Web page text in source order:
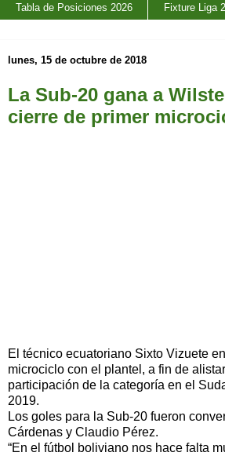
Tabla de Posiciones 2026 Fixture Liga
lunes, 15 de octubre de 2018
La Sub-20 gana a
cierre de primer
El técnico ecuatoriano Sixto Vizuete
microciclo con el plantel, a fin de
participación de la categoría en el
2019.
Los goles para la Sub-20 fueron
Cárdenas y Claudio Pérez.
“En el fútbol boliviano nos hace falta